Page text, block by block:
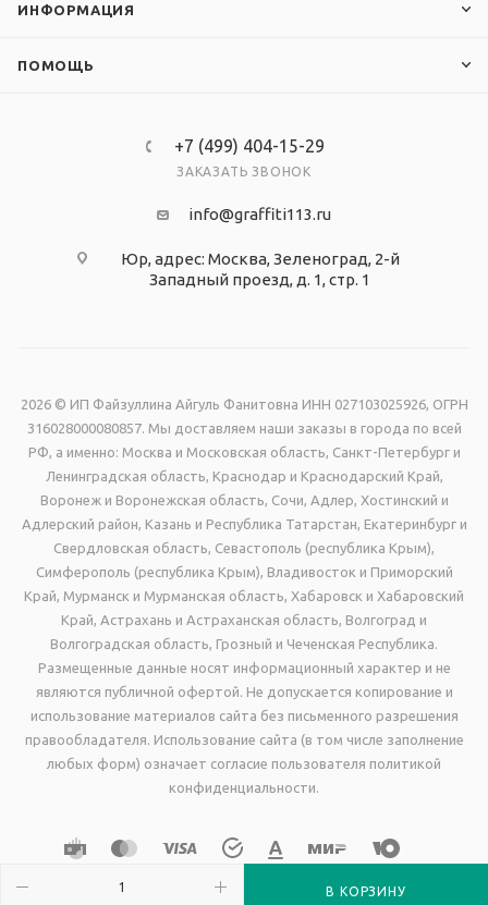
В КОРЗИНУ
ИНФОРМАЦИЯ
ПОМОЩЬ
+7 (499) 404-15-29
ЗАКАЗАТЬ ЗВОНОК
info@graffiti113.ru
Юр, адрес: Москва, Зеленоград, 2-й
Западный проезд, д. 1, стр. 1
2026 © ИП Файзуллина Айгуль Фанитовна ИНН 027103025926, ОГРН
316028000080857. Мы доставляем наши заказы в города по всей
РФ, а именно: Москва и Московская область, Санкт-Петербург и
Ленинградская область, Краснодар и Краснодарский Край,
Воронеж и Воронежская область, Сочи, Адлер, Хостинский и
Адлерский район, Казань и Республика Татарстан, Екатеринбург и
Свердловская область, Севастополь (республика Крым),
Симферополь (республика Крым), Владивосток и Приморский
Край, Мурманск и Мурманская область, Хабаровск и Хабаровский
Край, Астрахань и Астраханская область, Волгоград и
Волгоградская область, Грозный и Чеченская Республика.
Размещенные данные носят информационный характер и не
являются публичной офертой. Не допускается копирование и
использование материалов сайта без письменного разрешения
правообладателя. Использование сайта (в том числе заполнение
любых форм) означает согласие пользователя политикой
конфиденциальности.